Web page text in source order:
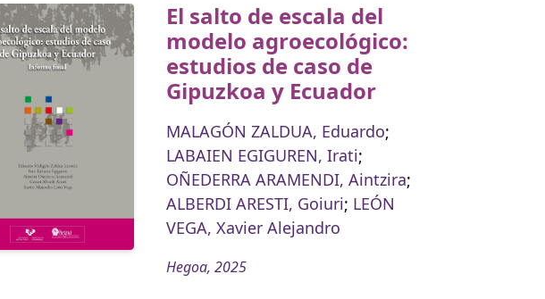
El salto de escala del
modelo agroecológico:
estudios de caso de
Gipuzkoa y Ecuador
MALAGÓN ZALDUA, Eduardo;
LABAIEN EGIGUREN, Irati;
OÑEDERRA ARAMENDI, Aintzira;
ALBERDI ARESTI, Goiuri; LEÓN
VEGA, Xavier Alejandro
Hegoa, 2025